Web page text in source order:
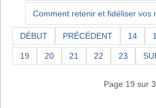
Comment retenir et fidéliser vos
DÉBUT PRÉCÉDENT 14
19 20 21 22 23
Page 19 sur